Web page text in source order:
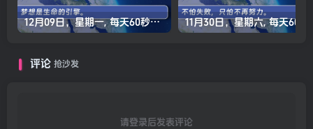
12月09日，星期一, 每天60秒读懂全世界！
评论 抢沙发
请登录后发表评论